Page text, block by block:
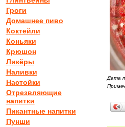
Гроги
Домашнее пиво
Коктейли
Коньяки
Крюшон
Ликёры
Наливки
Настойки
Отрезвляющие
напитки
Пикантные напитки
Пунши
Дата